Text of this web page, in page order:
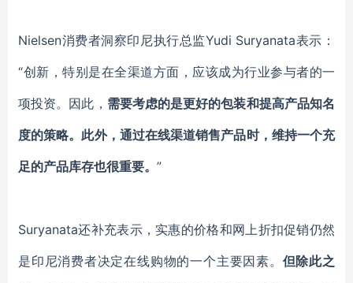
Nielsen消费者洞察印尼执行总监Yudi Suryanata表示：
“创新，特别是在全渠道方面，应该成为行业参与者的一
项投资。因此， 需要考虑的是更好的包装和提高产品知名
度的策略。此外，通过在线渠道销售产品时，维持一个充
足的产品库存也很重要。 ”
Suryanata还补充表示，实惠的价格和网上折扣促销仍然
是印尼消费者决定在线购物的一个主要因素。 但除此之